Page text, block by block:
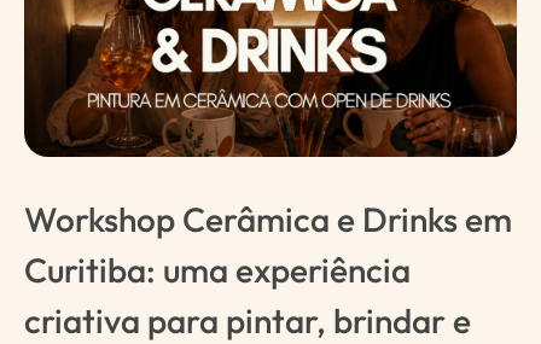
Workshop Cerâmica e Drinks em
Curitiba: uma experiência
criativa para pintar, brindar e